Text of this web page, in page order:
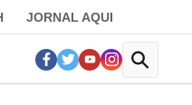
JORNAL AQUI